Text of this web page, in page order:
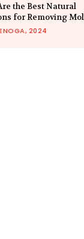
the Best Natural
for Removing
2024